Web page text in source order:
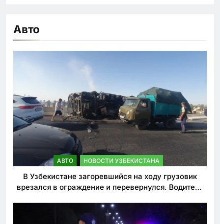
Авто
АВТО НОВОСТИ УЗБЕКИСТАНА
В Узбекистане загоревшийся на ходу грузовик
врезался в ограждение и перевернулся. Водитель